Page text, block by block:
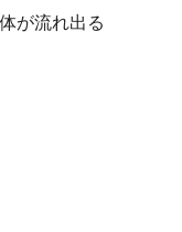
が流れ出る